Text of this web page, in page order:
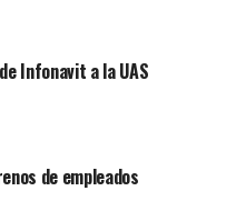
Infonavit a la UAS
de empleados